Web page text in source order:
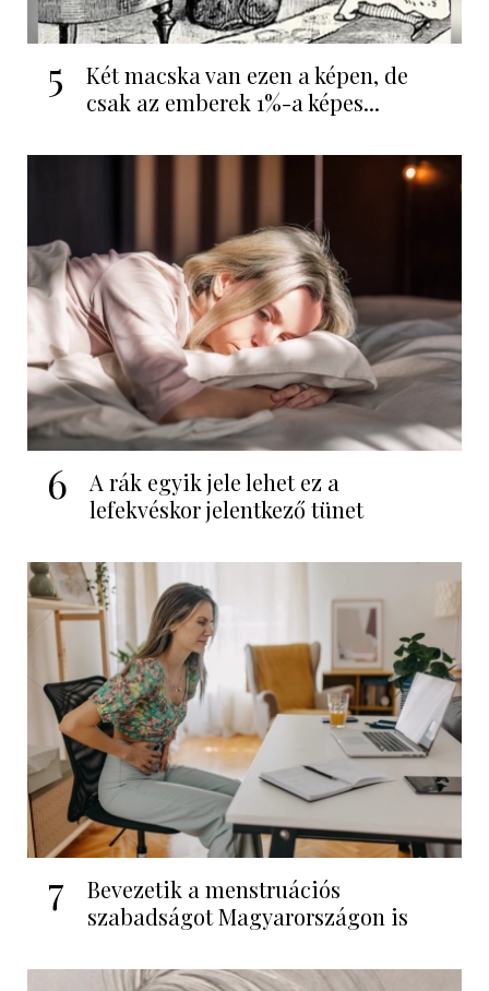
5
Két macska van ezen a képen, de
csak az emberek 1%-a képes...
6
A rák egyik jele lehet ez a
lefekvéskor jelentkező tünet
7
Bevezetik a menstruációs
szabadságot Magyarországon is